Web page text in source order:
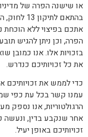
או שישנה הפרה של
בהתאם
הפרה, וכן ניתן להגיש
בזכויות אלו. אנו כמובן
את כל זכויותיכם כנדרש.
כדי לממש את זכויותיכם
עמנו קשר בכל עת כפי
אחר שנקבע בדין,
זכויותיכם באופן יעיל.